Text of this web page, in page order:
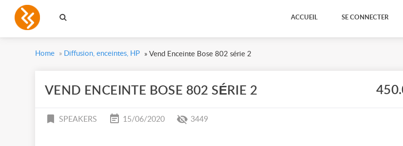
ACCUEIL SE CONNECTER
Home » Diffusion, enceintes, HP » Vend Enceinte Bose 802 série 2
VEND ENCEINTE BOSE 802 SÉRIE 2
SPEAKERS 15/06/2020 3449